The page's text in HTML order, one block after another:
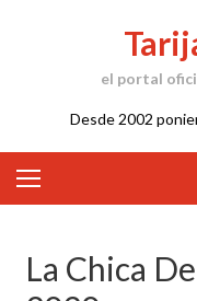
el portal
Desde 2002
La Chica